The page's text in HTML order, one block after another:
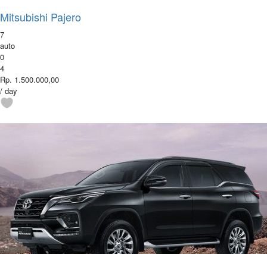
Mitsubishi Pajero
7
auto
0
4
Rp. 1.500.000,00
/ day